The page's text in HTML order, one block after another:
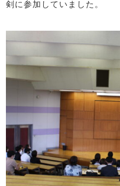
剣に参加していました。